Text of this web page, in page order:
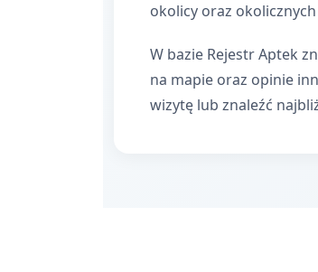
okolicy oraz
W bazie Rejestr Aptek
na mapie oraz opinie
wizytę lub znaleźć